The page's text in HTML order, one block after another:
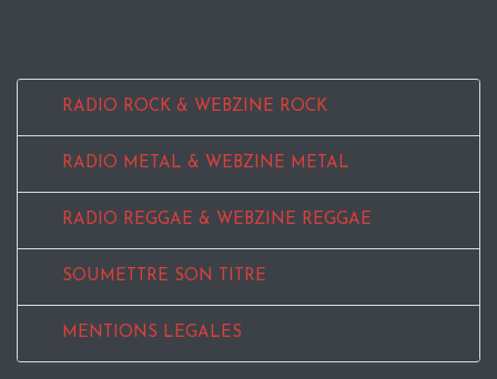
RADIO ROCK & WEBZINE ROCK
RADIO METAL & WEBZINE METAL
RADIO REGGAE & WEBZINE REGGAE
SOUMETTRE SON TITRE
MENTIONS LEGALES